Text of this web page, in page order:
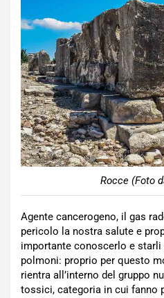
Rocce (Foto
Agente cancerogeno, il gas
pericolo la nostra salute e
importante conoscerlo e
polmoni: proprio per questo
rientra all’interno del gruppo
tossici, categoria in cui fanno